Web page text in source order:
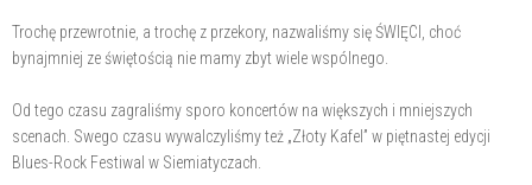
Trochę przewrotnie, a trochę z przekory, nazwaliśmy się ŚWIĘCI, choć
bynajmniej ze świętością nie mamy zbyt wiele wspólnego.
Od tego czasu zagraliśmy sporo koncertów na większych i mniejszych
scenach. Swego czasu wywalczyliśmy też „Złoty Kafel” w piętnastej edycji
Blues-Rock Festiwal w Siemiatyczach.